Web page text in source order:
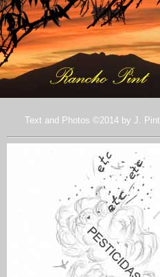
Text and Photos ©2014 by J. Pint